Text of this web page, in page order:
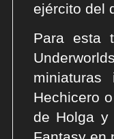
ejército del
Para esta
Hechicero
de Holga y